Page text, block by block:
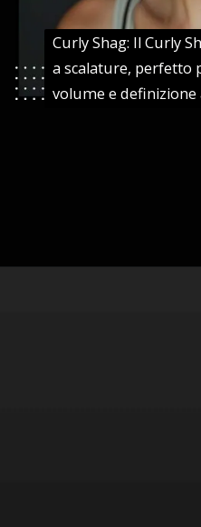
Curly Shag: Il Curly
a scalature, perfetto
volume e definizione
Curly Shag: Il Curly
a scalature, perfetto
volume e definizione